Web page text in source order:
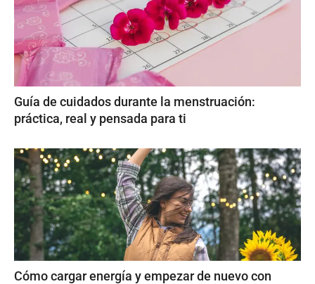
Guía de cuidados durante la menstruación:
práctica, real y pensada para ti
Cómo cargar energía y empezar de nuevo con